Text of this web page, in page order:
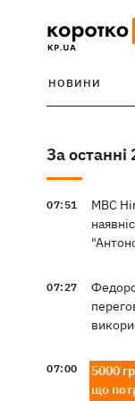
НОВИНИ
За
07:51
МВС
07:27
07:00
5000
що